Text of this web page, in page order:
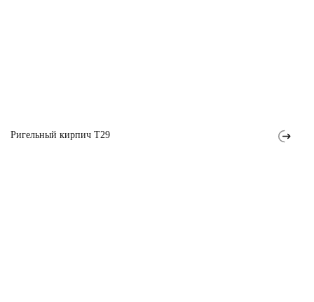
Ригельный кирпич T29